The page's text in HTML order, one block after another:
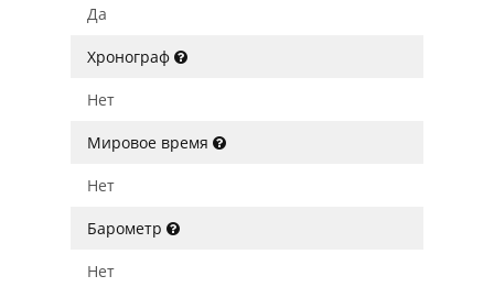
Да
Хронограф
Нет
Мировое время
Нет
Барометр
Нет